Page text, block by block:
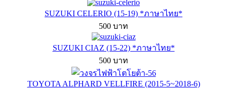
SUZUKI CELERIO (15-19) *ภาษาไทย*
500 บาท
SUZUKI CIAZ (15-22) *ภาษาไทย*
500 บาท
TOYOTA ALPHARD VELLFIRE (2015-5~2018-6)